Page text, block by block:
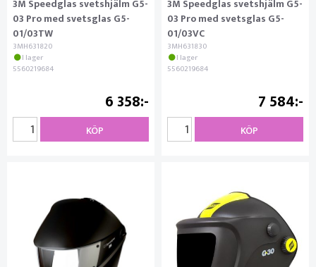
3M Speedglas svetshjälm G5-
03 Pro med svetsglas G5-
01/03TW
3MH631820
I lager
5560219684
6 358
KÖP
3M Speedglas svetshjälm G5-
03 Pro med svetsglas G5-
01/03VC
3MH631830
I lager
5560219684
7 584
KÖP